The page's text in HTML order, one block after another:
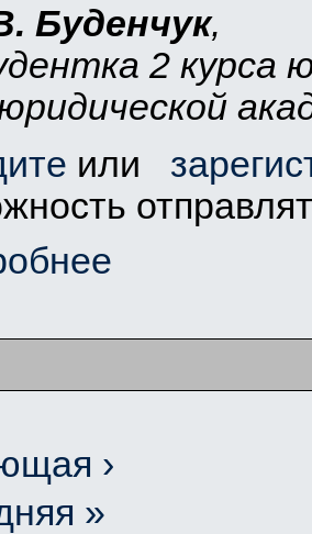
Буденчук,
2 курса
или
›
»